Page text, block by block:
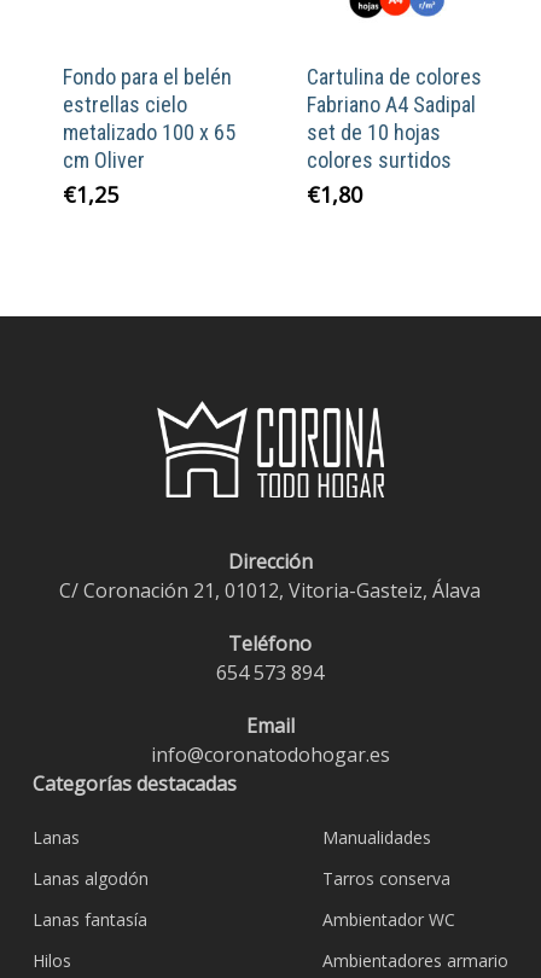
Fondo para el belén
estrellas cielo
metalizado 100 x 65
cm Oliver
€1,25
Cartulina de colores
Fabriano A4 Sadipal
set de 10 hojas
colores surtidos
€1,80
Dirección
C/ Coronación 21, 01012, Vitoria-Gasteiz, Álava
Teléfono
654 573 894
Email
info@coronatodohogar.es
Categorías destacadas
Lanas
Lanas algodón
Lanas fantasía
Hilos
Manualidades
Tarros conserva
Ambientador WC
Ambientadores armario